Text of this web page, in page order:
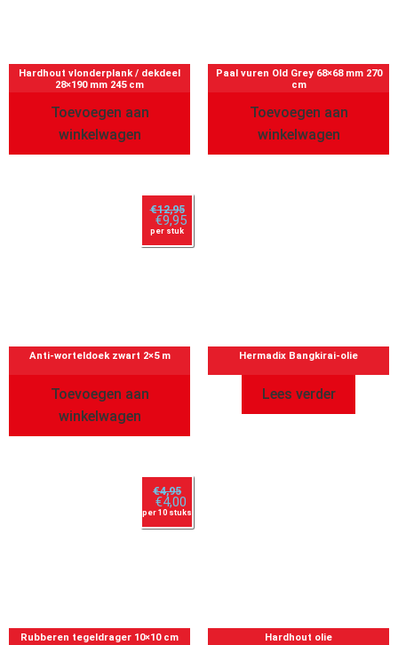
Hardhout vlonderplank / dekdeel
28×190 mm 245 cm
Toevoegen aan
winkelwagen
Paal vuren Old Grey 68×68 mm 270
cm
Toevoegen aan
winkelwagen
Anti-worteldoek zwart 2×5 m
€12,95
€9,95
per stuk
Toevoegen aan
winkelwagen
Hermadix Bangkirai-olie
Lees verder
Rubberen tegeldrager 10×10 cm
€4,95
€4,00
per 10 stuks
Hardhout olie